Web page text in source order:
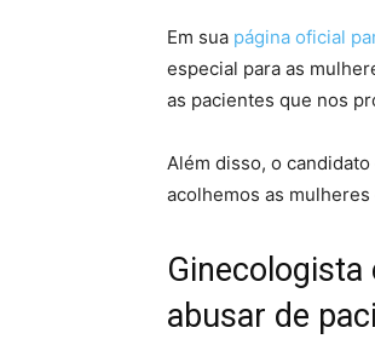
Em sua página oficial
especial para as
as pacientes que nos
Além disso, o
acolhemos as
Ginecologista
abusar de